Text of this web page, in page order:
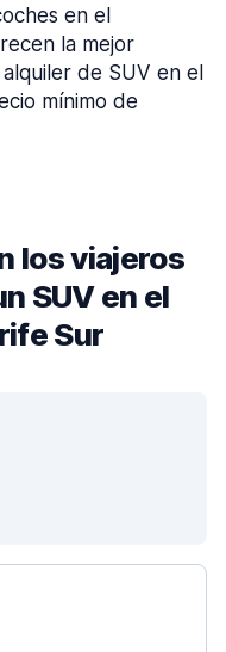
en el
la mejor
de SUV en el
mínimo de
los viajeros
SUV en el
Sur